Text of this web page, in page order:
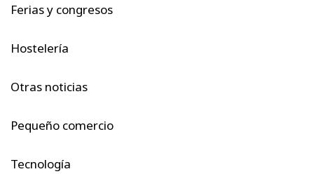
Ferias y congresos
Hostelería
Otras noticias
Pequeño comercio
Tecnología